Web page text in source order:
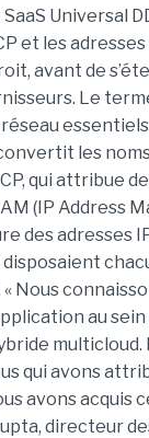
Universal
et les adresses
avant de
Le
essentiels
les
qui attribue
(IP Address
des adresses
« Nous
au
multicloud.
qui avons
avons acquis
directeur